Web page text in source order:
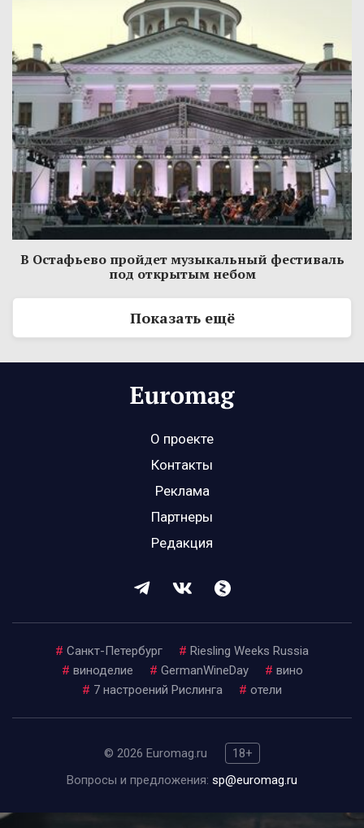
В Остафьево пройдет музыкальный фестиваль
под открытым небом
Показать ещё
О проекте
Контакты
Реклама
Партнеры
Редакция
# Санкт-Петербург # Riesling Weeks Russia
# виноделие # GermanWineDay # вино
# 7 настроений Рислинга # отели
© 2026 Euromag.ru
18+
Вопросы и предложения: sp@euromag.ru